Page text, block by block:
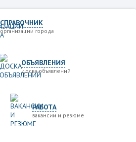
СПРАВОЧНИК
организации города
ОБЪЯВЛЕНИЯ
доска объявлений
РАБОТА
вакансии и резюме